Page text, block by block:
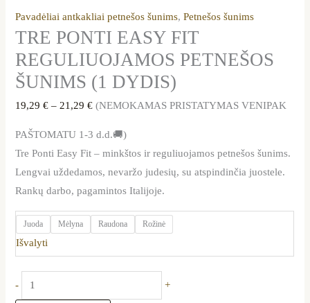
Pavadėliai antkakliai petnešos šunims,Petnešos šunims
TRE PONTI EASY FIT
REGULIUOJAMOS PETNEŠOS
ŠUNIMS (1 DYDIS)
19,29€ – 21,29€ (NEMOKAMAS PRISTATYMAS VENIPAK
PAŠTOMATU 1-3 d.d.🚚)
Tre Ponti Easy Fit – minkštos ir reguliuojamos petnešos šunims.
Lengvai uždedamos, nevaržo judesių, su atspindinčia juostele.
Rankų darbo, pagamintos Italijoje.
Juoda Mėlyna Raudona Rožinė
Išvalyti
- +